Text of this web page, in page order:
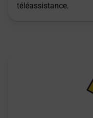
téléassistance.